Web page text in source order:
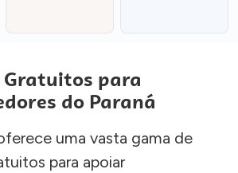
Gratuitos para
do Paraná
uma vasta gama de
para apoiar